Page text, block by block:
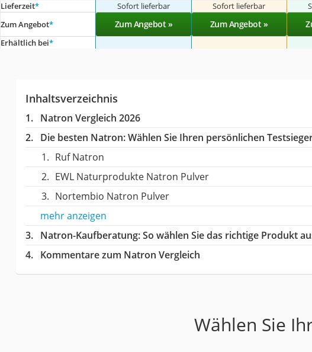
Lieferzeit* Sofort lieferbar Sofort lieferbar
Zum Angebot* Zum Angebot » Zum Angebot »
Erhältlich bei*
Inhaltsverzeichnis
Natron Vergleich 2026
Die besten Natron:Wählen Sie Ihren persönlichen
Ruf Natron
EWL Naturprodukte Natron Pulver
Nortembio Natron Pulver
mehr anzeigen
Natron-Kaufberatung: So wählen Sie das richtige Produkt
Kommentare zum Natron Vergleich
Wählen Sie